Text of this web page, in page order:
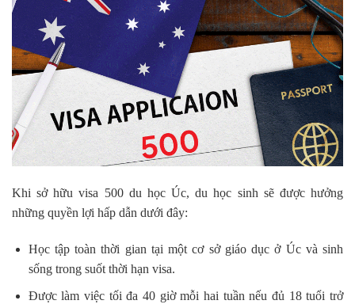
Khi sở hữu visa 500 du học Úc, du học sinh sẽ được hưởng
những quyền lợi hấp dẫn dưới đây:
Học tập toàn thời gian tại một cơ sở giáo dục ở Úc và sinh
sống trong suốt thời hạn visa.
Được làm việc tối đa 40 giờ mỗi hai tuần nếu đủ 18 tuổi trở